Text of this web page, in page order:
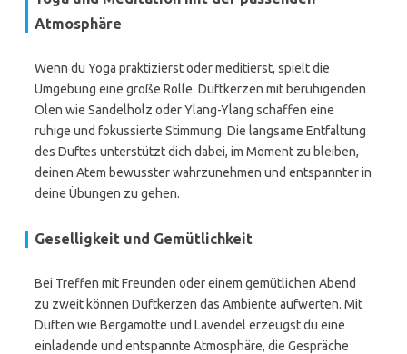
Atmosphäre
Wenn du Yoga praktizierst oder meditierst, spielt die
Umgebung eine große Rolle. Duftkerzen mit beruhigenden
Ölen wie Sandelholz oder Ylang-Ylang schaffen eine
ruhige und fokussierte Stimmung. Die langsame Entfaltung
des Duftes unterstützt dich dabei, im Moment zu bleiben,
deinen Atem bewusster wahrzunehmen und entspannter in
deine Übungen zu gehen.
Geselligkeit und Gemütlichkeit
Bei Treffen mit Freunden oder einem gemütlichen Abend
zu zweit können Duftkerzen das Ambiente aufwerten. Mit
Düften wie Bergamotte und Lavendel erzeugst du eine
einladende und entspannte Atmosphäre, die Gespräche